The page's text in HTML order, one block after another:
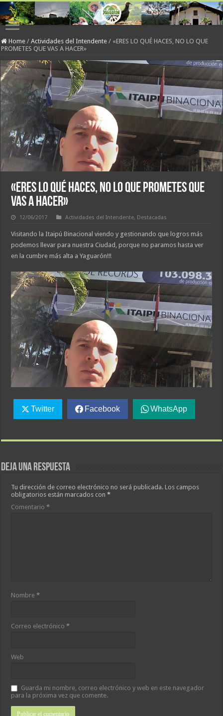
Home / Actividades del Intendente / «ERES LO QUÉ HACES, NO LO QUE
PROMETES QUE VAS A HACER»
«ERES LO QUÉ HACES, NO LO QUE PROMETES QUE
VAS A HACER»
12/06/2017 Actividades del Intendente, Destacadas
Visitando la Itaipú Binacional viendo y gestionando que logros más
podemos llevar para nuestra Ciudad, porque no paramos hasta ver
en la cumbre más alta a Yaguarón!!!
Twitter Facebook WhatsApp
Deja una respuesta
Tu dirección de correo electrónico no será publicada. Los campos
obligatorios están marcados con*
Comentario*
Nombre*
Correo electrónico*
Web
Guarda mi nombre, correo electrónico y web en este navegador
para la próxima vez que comente.